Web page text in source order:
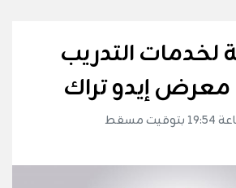
لخدمات التدريب
إيدو تراك